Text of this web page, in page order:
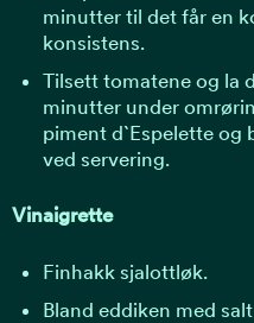
minutter til det får en
konsistens.
Tilsett tomatene og la
minutter under
piment d`Espelette og
ved servering.
Vinaigrette
Finhakk sjalottløk.
Bland eddiken med